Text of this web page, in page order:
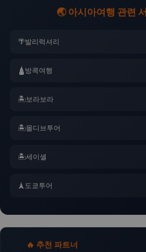
🌏 아시아여행 관련
🌴발리럭셔리
🛕방콕여행
🏝️보라보라
🏝️몰디브투어
🏝️세이셸
🗼 도쿄투어
🔥 추천 파트너